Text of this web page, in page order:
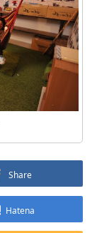
Share
Hatena